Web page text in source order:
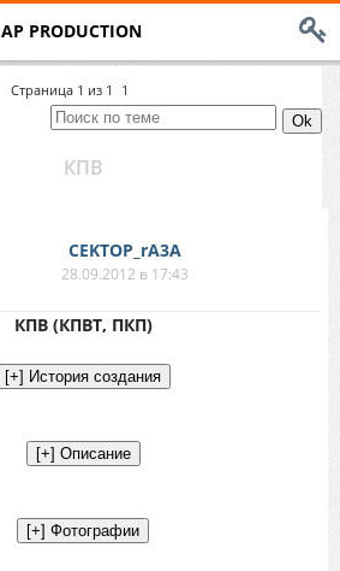
AP PRODUCTION
Страница 1 из 1 1
КПВ
CEKTOP_rA3A
28.09.2012 в 17:43
КПВ (КПВТ, ПКП)